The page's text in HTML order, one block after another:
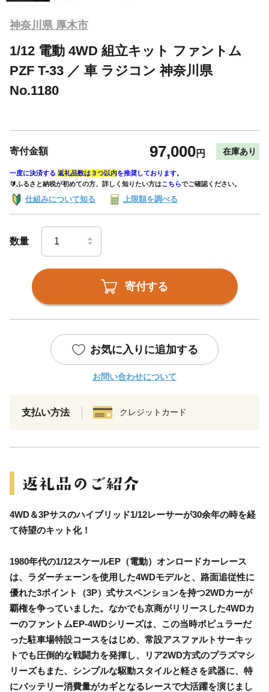
神奈川県 厚木市
1/12 電動 4WD 組立キット ファントム
PZF T-33 ／ 車 ラジコン 神奈川県
No.1180
寄付金額 97,000円 在庫あり
一度に決済する 返礼品数は３つ以内を推奨しております。
🔰ふるさと納税が初めての方、詳しく知りたい方はこちらでご確認ください。
仕組みについて知る 上限額を調べる
数量
寄付する
お気に入りに追加する
お問い合わせについて
支払い方法 クレジットカード
4WD＆3Pサスのハイブリッド1/12レーサーが30余年の時を経
て待望のキット化！
1980年代の1/12スケールEP（電動）オンロードカーレース
は、ラダーチェーンを使用した4WDモデルと、路面追従性に
優れた3ポイント（3P）式サスペンションを持つ2WDカーが
覇権を争っていました。なかでも京商がリリースした4WDカ
ーのファントムEP-4WDシリーズは、この当時ポピュラーだ
った駐車場特設コースをはじめ、常設アスファルトサーキッ
トでも圧倒的な戦闘力を発揮し、リア2WD方式のプラズマシ
リーズもまた、シンプルな駆動スタイルと軽さを武器に、特
にバッテリー消費量がカギとなるレースで大活躍を演じまし